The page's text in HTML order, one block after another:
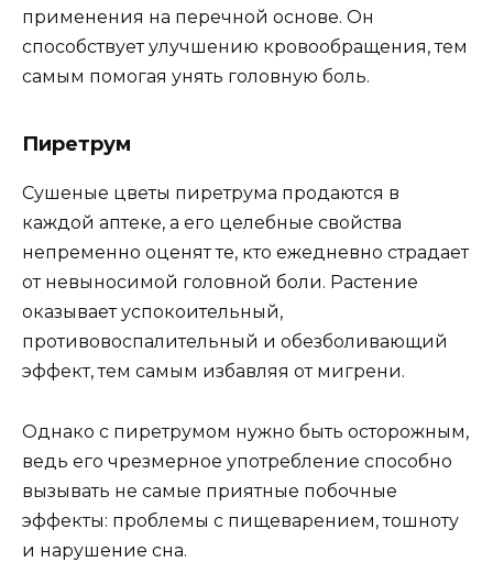
применения на перечной основе. Он
способствует улучшению кровообращения, тем
самым помогая унять головную боль.
Пиретрум
Сушеные цветы пиретрума продаются в
каждой аптеке, а его целебные свойства
непременно оценят те, кто ежедневно страдает
от невыносимой головной боли. Растение
оказывает успокоительный,
противовоспалительный и обезболивающий
эффект, тем самым избавляя от мигрени.
Однако с пиретрумом нужно быть осторожным,
ведь его чрезмерное употребление способно
вызывать не самые приятные побочные
эффекты: проблемы с пищеварением, тошноту
и нарушение сна.